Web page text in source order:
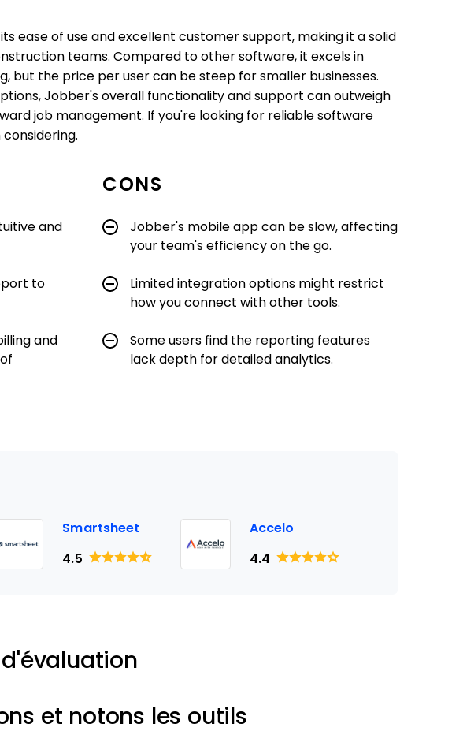
ease of use and excellent customer support, making it a solid
teams. Compared to other software, it excels in
but the price per user can be steep for smaller businesses.
Jobber's overall functionality and support can outweigh
job management. If you're looking for reliable software
and
to
and
CONS
Jobber's mobile app can be slow, affecting
your team's efficiency on the go.
Limited integration options might restrict
how you connect with other tools.
Some users find the reporting features
lack depth for detailed analytics.
Smartsheet
4.5
Accelo
4.4
et notons les outils